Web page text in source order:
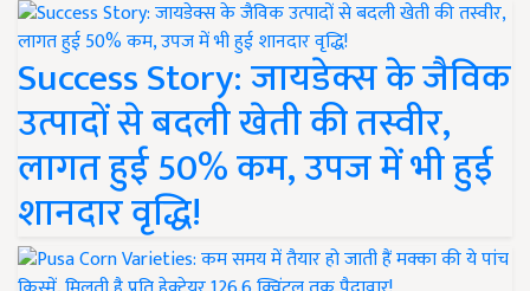
Success Story: जायडेक्स के जैविक
उत्पादों से बदली खेती की तस्वीर,
लागत हुई 50% कम, उपज में भी हुई
शानदार वृद्धि!